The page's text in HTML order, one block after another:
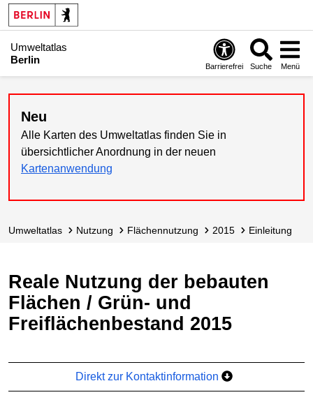
Umweltatlas
Berlin
Barrierefrei Suche Menü
Neu
Alle Karten des Umweltatlas finden Sie in
übersichtlicher Anordnung in der neuen
Kartenanwendung
Umweltatlas Nutzung Flächennutzung 2015 Einleitung
Reale Nutzung der bebauten
Flächen / Grün- und
Freiflächenbestand 2015
Direkt zur Kontaktinformation